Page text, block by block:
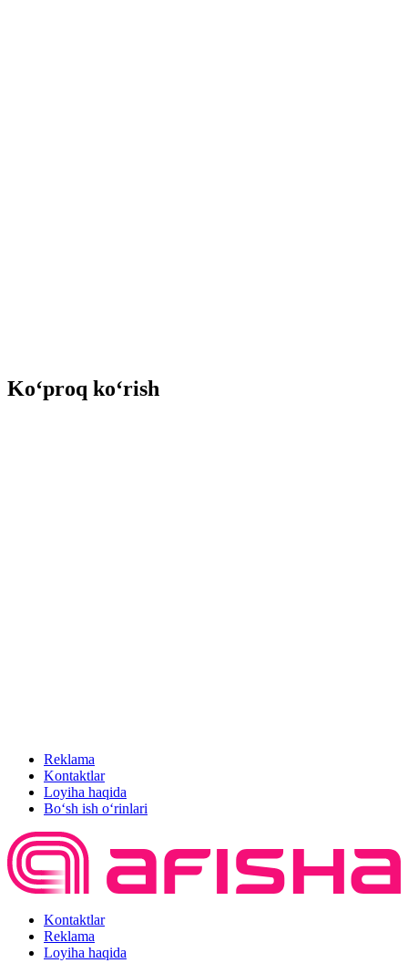
Ko‘proq ko‘rish
Reklama
Kontaktlar
Loyiha haqida
Bo‘sh ish o‘rinlari
Kontaktlar
Reklama
Loyiha haqida